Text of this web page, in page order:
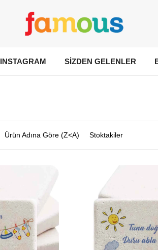
INSTAGRAM SİZDEN GELENLER
Ürün Adına Göre (Z<A) Stoktakiler